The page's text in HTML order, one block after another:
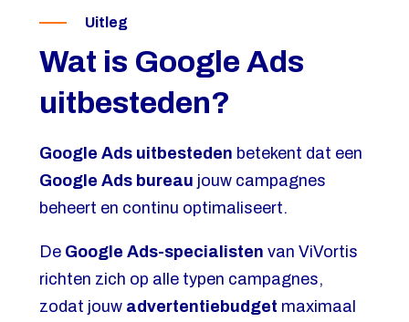
Uitleg
Wat is Google Ads
uitbesteden?
Google Ads uitbesteden betekent dat een
Google Ads bureau jouw campagnes
beheert en continu optimaliseert.
De Google Ads-specialisten van ViVortis
richten zich op alle typen campagnes,
zodat jouw advertentiebudget maximaal